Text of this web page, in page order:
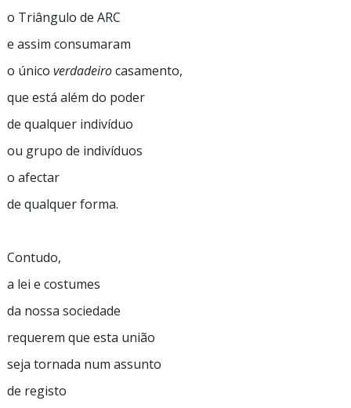
o Triângulo de ARC
e assim consumaram
o único verdadeirocasamento,
que está além do poder
de qualquer indivíduo
ou grupo de indivíduos
o afectar
de qualquer forma.
Contudo,
a lei e costumes
da nossa sociedade
requerem que esta união
seja tornada num assunto
de registo